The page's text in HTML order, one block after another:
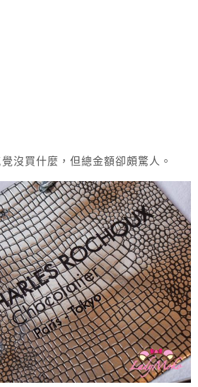
沒買什麼，但總金額卻頗驚人。